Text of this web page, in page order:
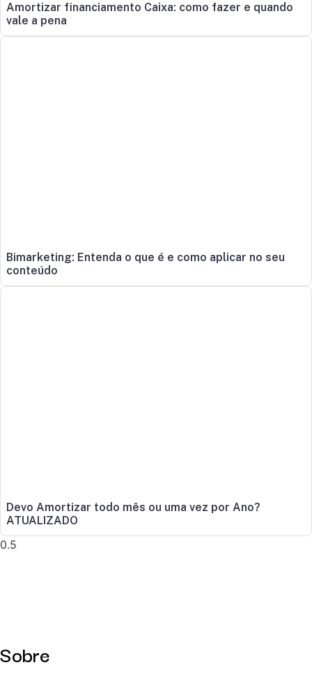
Amortizar financiamento Caixa: como fazer e quando
vale a pena
Bimarketing: Entenda o que é e como aplicar no seu
conteúdo
Devo Amortizar todo mês ou uma vez por Ano?
ATUALIZADO
Sobre